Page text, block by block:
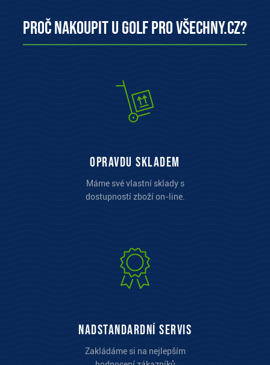
Proč nakoupit u Golf pro všechny.cz?
opravdu skladem
Máme své vlastní sklady s
dostupností zboží on-line.
Nadstandardní servis
Zakládáme si na nejlepším